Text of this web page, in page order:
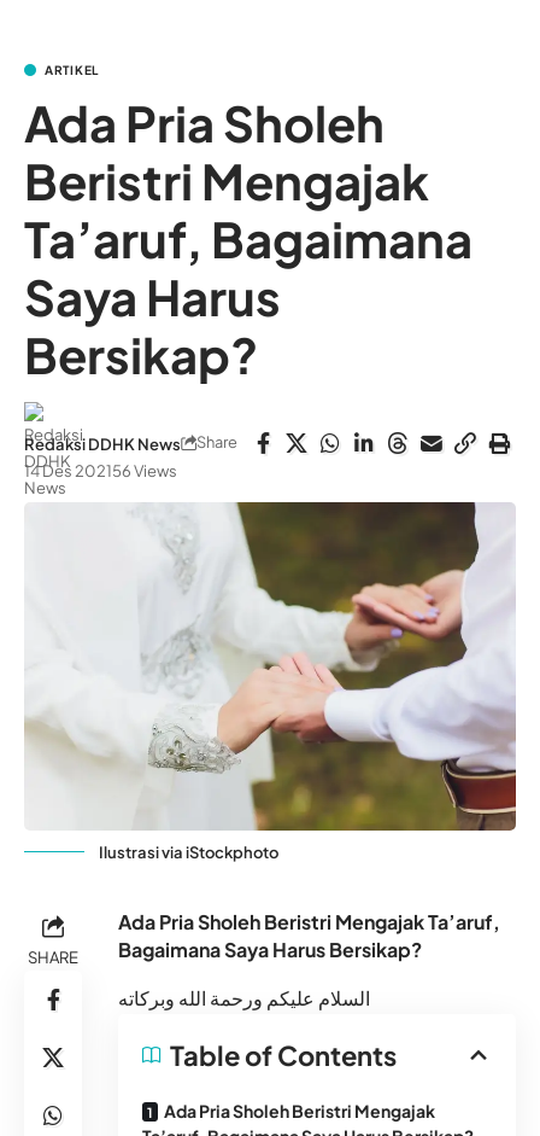
ARTIKEL
Ada Pria Sholeh
Beristri Mengajak
Ta’aruf, Bagaimana
Saya Harus
Bersikap?
Redaksi DDHK News
14 Des 202156 Views
Share
Ilustrasi via iStockphoto
SHARE
Ada Pria Sholeh Beristri Mengajak Ta’aruf,
Bagaimana Saya Harus Bersikap?
السلام عليكم ورحمة الله وبركاته
Table of Contents
Ada Pria Sholeh Beristri Mengajak